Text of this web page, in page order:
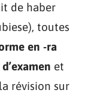
de haber
toutes
en -ra
et
révision sur